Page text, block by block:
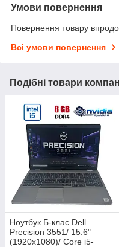
Умови повернення
Повернення товару
Всі умови повернення
Подібні товари
Ноутбук Б-клас Dell
Precision 3551/ 15.6"
(1920x1080)/ Core i5-